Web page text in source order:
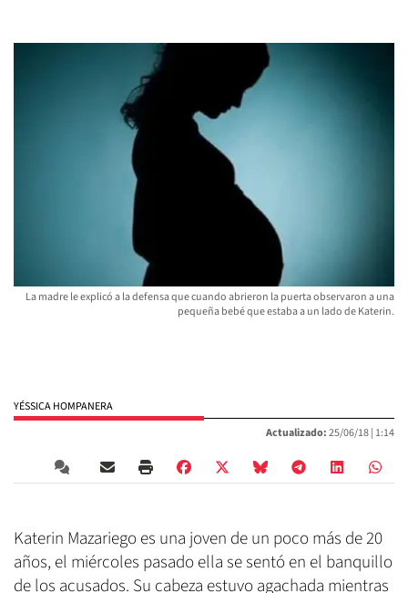
La madre le explicó a la defensa que cuando abrieron la puerta observaron a una
pequeña bebé que estaba a un lado de Katerin.
YÉSSICA HOMPANERA
Actualizado:25/06/18 | 1:14
Katerin Mazariego es una joven de un poco más de 20
años, el miércoles pasado ella se sentó en el banquillo
de los acusados. Su cabeza estuvo agachada mientras